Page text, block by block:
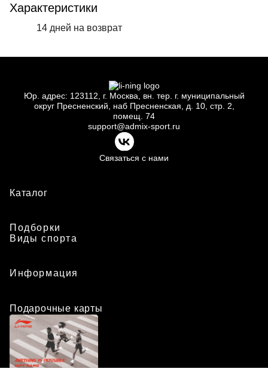
Характеристики
14 дней на возврат
Юр. адрес: 123112, г. Москва, вн. тер. г. муниципальный
округ Пресненский, наб Пресненская, д. 10, стр. 2,
помещ. 74
support@admix-sport.ru
Связаться с нами
Каталог
Подборки
Виды спорта
Информация
Подарочные карты